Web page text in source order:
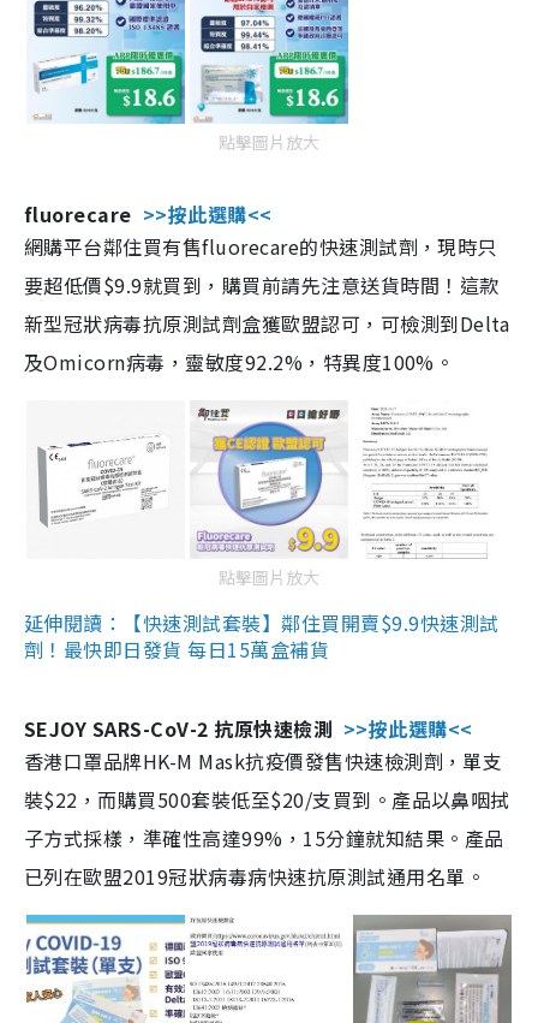
點擊圖片放大
fluorecare >>按此選購<<
網購平台鄰住買有售fluorecare的快速測試劑，現時只
要超低價$9.9就買到，購買前請先注意送貨時間！這款
新型冠狀病毒抗原測試劑盒獲歐盟認可，可檢測到Delta
及Omicorn病毒，靈敏度92.2%，特異度100%。
點擊圖片放大
延伸閱讀：【快速測試套裝】鄰住買開賣$9.9快速測試
劑！最快即日發貨 每日15萬盒補貨
SEJOY SARS-CoV-2 抗原快速檢測 >>按此選購<<
香港口罩品牌HK-M Mask抗疫價發售快速檢測劑，單支
裝$22，而購買500套裝低至$20/支買到。產品以鼻咽拭
子方式採樣，準確性高達99%，15分鐘就知結果。產品
已列在歐盟2019冠狀病毒病快速抗原測試通用名單。